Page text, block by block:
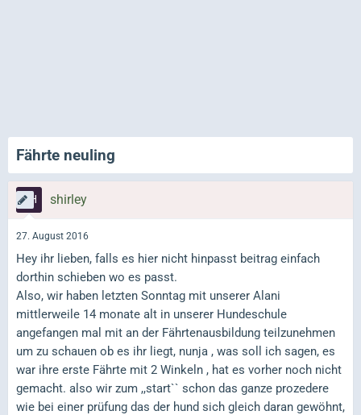
Fährte neuling
shirley
27. August 2016
Hey ihr lieben, falls es hier nicht hinpasst beitrag einfach
dorthin schieben wo es passt.
Also, wir haben letzten Sonntag mit unserer Alani
mittlerweile 14 monate alt in unserer Hundeschule
angefangen mal mit an der Fährtenausbildung teilzunehmen
um zu schauen ob es ihr liegt, nunja , was soll ich sagen, es
war ihre erste Fährte mit 2 Winkeln , hat es vorher noch nicht
gemacht. also wir zum ,,start`` schon das ganze prozedere
wie bei einer prüfung das der hund sich gleich daran gewöhnt,